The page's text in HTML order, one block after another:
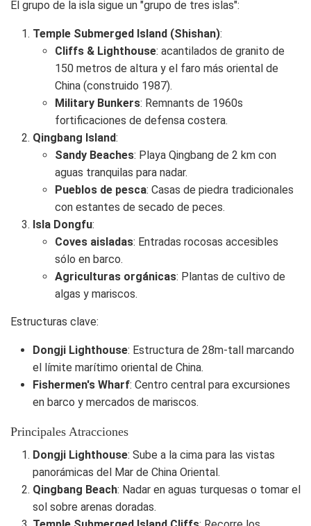
El grupo de la isla sigue un "grupo de tres islas":
Temple Submerged Island (Shishan):
Cliffs & Lighthouse: acantilados de granito de
150 metros de altura y el faro más oriental de
China (construido 1987).
Military Bunkers: Remnants de 1960s
fortificaciones de defensa costera.
Qingbang Island:
Sandy Beaches: Playa Qingbang de 2 km con
aguas tranquilas para nadar.
Pueblos de pesca: Casas de piedra tradicionales
con estantes de secado de peces.
Isla Dongfu:
Coves aisladas: Entradas rocosas accesibles
sólo en barco.
Agriculturas orgánicas: Plantas de cultivo de
algas y mariscos.
Estructuras clave:
Dongji Lighthouse: Estructura de 28m-tall marcando
el límite marítimo oriental de China.
Fishermen's Wharf: Centro central para excursiones
en barco y mercados de mariscos.
Principales Atracciones
Dongji Lighthouse: Sube a la cima para las vistas
panorámicas del Mar de China Oriental.
Qingbang Beach: Nadar en aguas turquesas o tomar el
sol sobre arenas doradas.